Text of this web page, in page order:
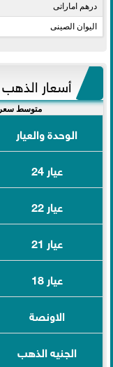
درهم اماراتى​
اليوان الصينى​
أسعار الذهب
متوسط سعر
الوحدة والعيار
عيار 24
عيار 22
عيار 21
عيار 18
الاونصة
الجنيه الذهب